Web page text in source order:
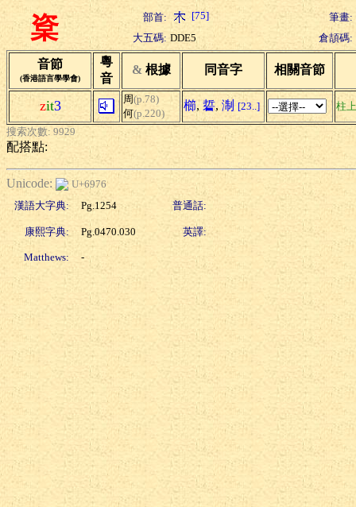
楶 部首: [75]
筆畫:
大五碼: DDE5 倉頡碼:
音節
(香港語言學學會)
粵
音
& 根據 同音字 相關音節
zit3 周(p.78)
何(p.220)
櫛, 硩, 淛 [23..] 柱
搜索次數: 9929
配搭點:
Unicode:
U+6976
漢語大字典:
Pg.1254 普通話:
康熙字典: Pg.0470.030 英譯:
Matthews: -